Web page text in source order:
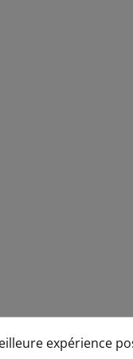
expérience
expérience